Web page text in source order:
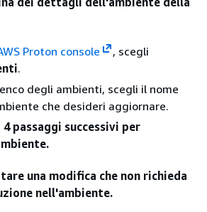
Proton console
, scegli
.
degli ambienti, scegli il nome
che desideri aggiornare.
passaggi successivi per
una modifica che non richieda
nell'ambiente.